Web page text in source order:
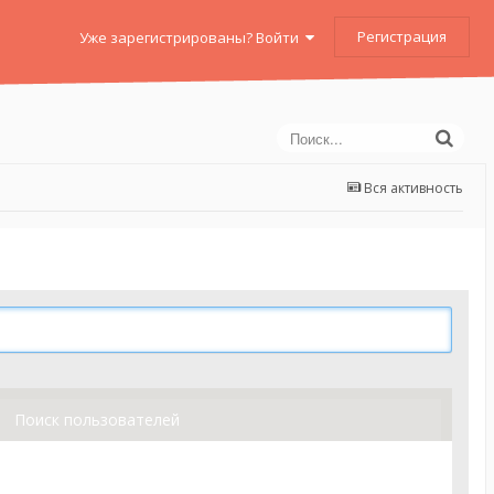
Уже зарегистрированы? Войти Регистрация
Вся активность
Поиск пользователей